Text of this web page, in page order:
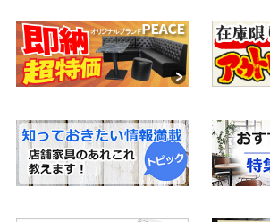
ソファのお手入れについて
ソファを長持ちさせる秘訣は定期的な
別にソファの正しいお手入れ方法をご
和室・座敷に合うダイニングテーブル
畳の部屋、お座敷や和室で使用するの